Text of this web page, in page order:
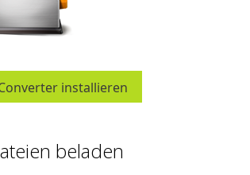
installieren
beladen